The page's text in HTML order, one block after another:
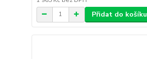
Přidat do košíku